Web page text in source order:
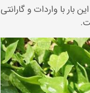
با واردات و گارانتی